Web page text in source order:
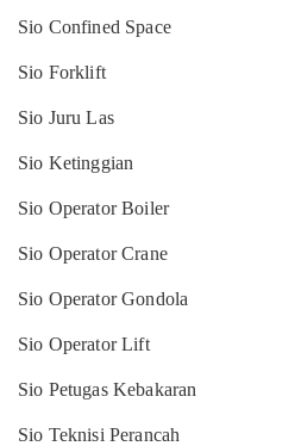
Sio Confined Space
Sio Forklift
Sio Juru Las
Sio Ketinggian
Sio Operator Boiler
Sio Operator Crane
Sio Operator Gondola
Sio Operator Lift
Sio Petugas Kebakaran
Sio Teknisi Perancah